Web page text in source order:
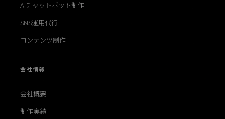
AIチャットボット制作
SNS運用代行
コンテンツ制作
会社情報
会社概要
制作実績